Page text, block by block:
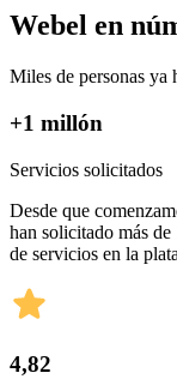
Webel en
Miles de personas ya
+1 millón
Servicios solicitados
Desde que
han solicitado más
de servicios en la
4,82